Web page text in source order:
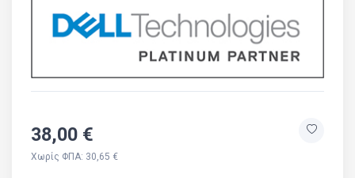
38,00 €
Χωρίς ΦΠΑ: 30,65 €